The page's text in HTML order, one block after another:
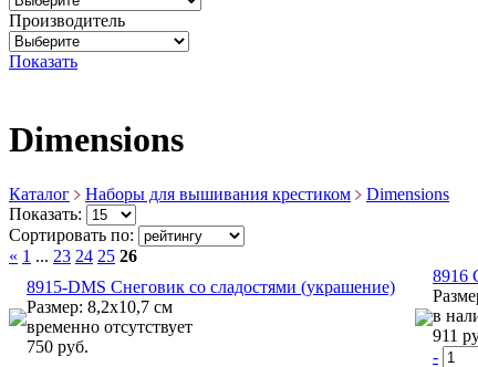
Производитель
Показать
Dimensions
Каталог Наборы для вышивания крестиком
Dimensions
Показать:
Сортировать по:
« 1 ... 23 24 25 26
8915-DMS Снеговик со сладостями (украшение)
Размер: 8,2х10,7 см
временно отсутствует
750 руб.
8916
в
911
-